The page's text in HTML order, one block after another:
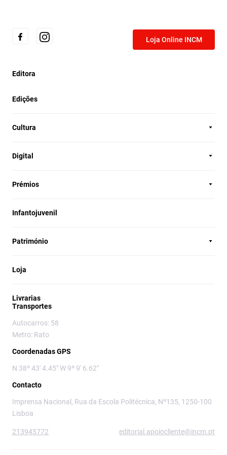
Loja Online INCM
Editora
Edições
Cultura
Digital
Prémios
Infantojuvenil
Património
Loja
Livrarias
Transportes
Autocarros: 58
Metro: Rato
Coordenadas GPS
N 38º 43' 4.45" W 9º 9' 6.62"
Contacto
Imprensa Nacional, Rua da Escola Politécnica, Nº135, 1250-100
Lisboa
213945772 editorial.apoiocliente@incm.pt